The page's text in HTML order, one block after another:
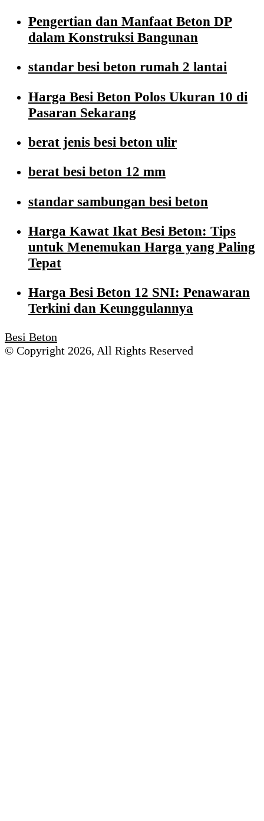
Pengertian dan Manfaat Beton DP
dalam Konstruksi Bangunan
standar besi beton rumah 2 lantai
Harga Besi Beton Polos Ukuran 10 di
Pasaran Sekarang
berat jenis besi beton ulir
berat besi beton 12 mm
standar sambungan besi beton
Harga Kawat Ikat Besi Beton: Tips
untuk Menemukan Harga yang Paling
Tepat
Harga Besi Beton 12 SNI: Penawaran
Terkini dan Keunggulannya
Besi Beton
© Copyright 2026, All Rights Reserved